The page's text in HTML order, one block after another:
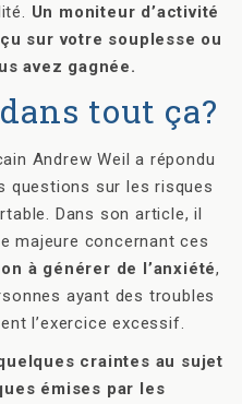
Un moniteur d’activité
sur votre souplesse ou
avez gagnée.
tout ça?
Andrew Weil a répondu
questions sur les risques
Dans son article, il
majeure concernant ces
à générer de l’anxiété,
ayant des troubles
l’exercice excessif.
craintes au sujet
émises par les